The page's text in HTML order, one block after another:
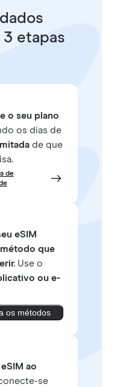
etapas
o seu plano
os dias de
de que
de
eSIM
método que
Use o
ou e-
os métodos
ao
se